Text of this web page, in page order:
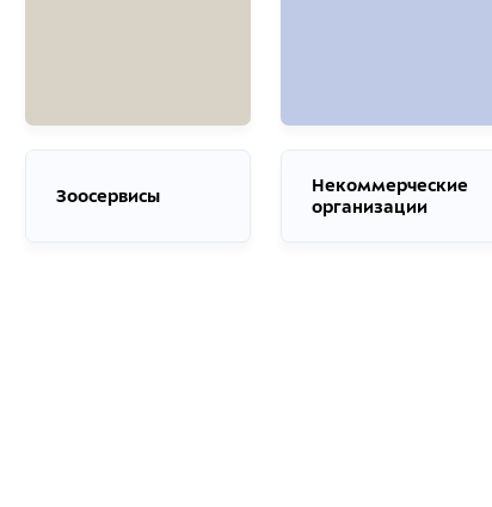
Зоосервисы
Некоммерческие
организации